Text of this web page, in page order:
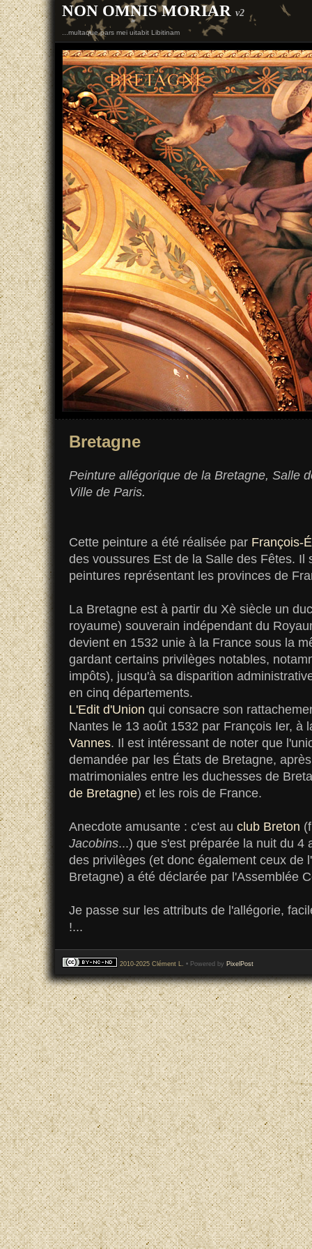
NON OMNIS MORIAR v2
...multaque pars mei uitabit Libitinam
Bretagne
Peinture allégorique de la Bretagne, Salle
Ville de Paris.
Cette peinture a été réalisée par François-
des voussures Est de la Salle des Fêtes. Il
peintures représentant les provinces de
La Bretagne est à partir du Xè siècle un
royaume) souverain indépendant du
devient en 1532 unie à la France sous la
gardant certains privilèges notables,
impôts), jusqu'à sa disparition
en cinq départements.
L'Edit d'Union qui consacre son
Nantes le 13 août 1532 par François Ier, à
Vannes. Il est intéressant de noter que
demandée par les États de Bretagne,
matrimoniales entre les duchesses de
de Bretagne) et les rois de France.
Anecdote amusante : c'est au club Breton
Jacobins...) que s'est préparée la nuit du 4
des privilèges (et donc également ceux de
Bretagne) a été déclarée par l'Assemblée
Je passe sur les attributs de l'allégorie,
!...
2010-2025 Clément L. • Powered by PixelPost